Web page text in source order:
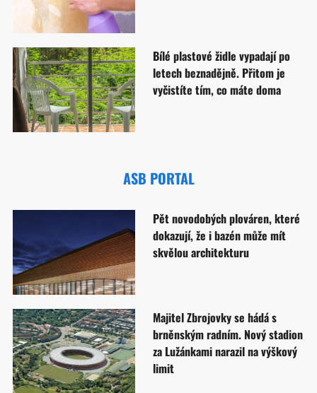
Bílé plastové židle vypadají po
letech beznadějně. Přitom je
vyčistíte tím, co máte doma
ASB PORTAL
Pět novodobých plováren, které
dokazují, že i bazén může mít
skvělou architekturu
Majitel Zbrojovky se hádá s
brněnským radním. Nový stadion
za Lužánkami narazil na výškový
limit